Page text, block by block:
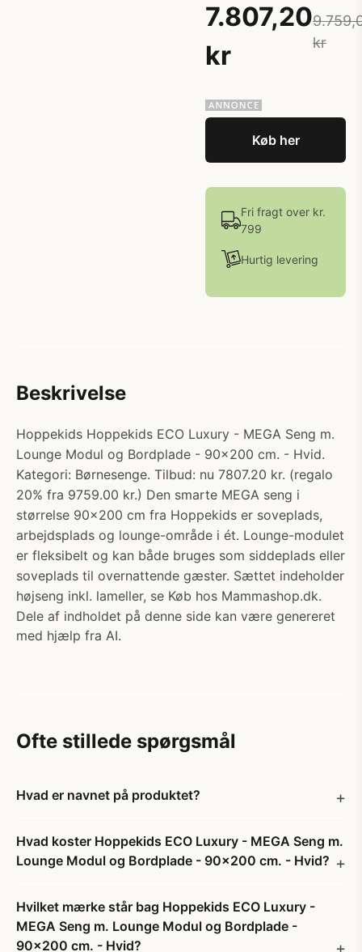
7.807,20
kr
kr
Køb her
Fri fragt over kr.
799
Hurtig levering
Beskrivelse
Hoppekids Hoppekids ECO Luxury - MEGA Seng m.
Lounge Modul og Bordplade - 90x200 cm. - Hvid.
Kategori: Børnesenge. Tilbud: nu 7807.20 kr. (regalo
20% fra 9759.00 kr.) Den smarte MEGA seng i
størrelse 90x200 cm fra Hoppekids er soveplads,
arbejdsplads og lounge-område i ét. Lounge-modulet
er fleksibelt og kan både bruges som siddeplads eller
soveplads til overnattende gæster. Sættet indeholder
højseng inkl. lameller, se Køb hos Mammashop.dk.
Dele af indholdet på denne side kan være genereret
med hjælp fra AI.
Ofte stillede spørgsmål
Hvad er navnet på produktet?
Hvad koster Hoppekids ECO Luxury - MEGA Seng m.
Lounge Modul og Bordplade - 90x200 cm. - Hvid?
Hvilket mærke står bag Hoppekids ECO Luxury -
MEGA Seng m. Lounge Modul og Bordplade -
90x200 cm. - Hvid?